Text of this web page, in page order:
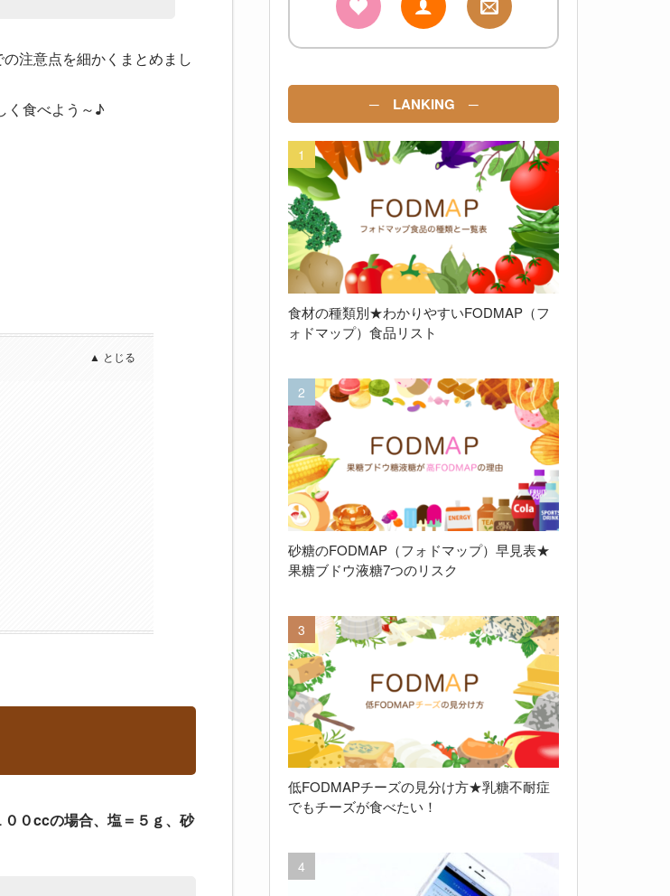
注意点を細かくまとめまし
く食べよう～♪
００ccの場合、塩＝５ｇ、砂
─ LANKING ─
食材の種類別★わかりやすいFODMAP（フ
ォドマップ）食品リスト
砂糖のFODMAP（フォドマップ）早見表★
果糖ブドウ液糖7つのリスク
低FODMAPチーズの見分け方★乳糖不耐症
でもチーズが食べたい！